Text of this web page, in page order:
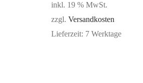
inkl. 19 % MwSt.
zzgl. Versandkosten
Lieferzeit: 7 Werktage